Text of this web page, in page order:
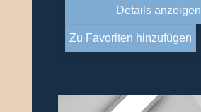
Details anzeigen
Zu Favoriten hinzufügen